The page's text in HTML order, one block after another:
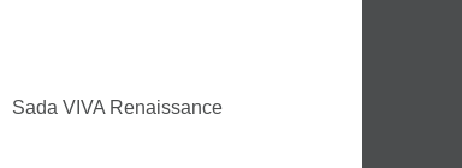
Sada VIVA Renaissance